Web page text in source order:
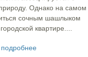
Однако на самом
сочным шашлыком
квартире....
подробнее